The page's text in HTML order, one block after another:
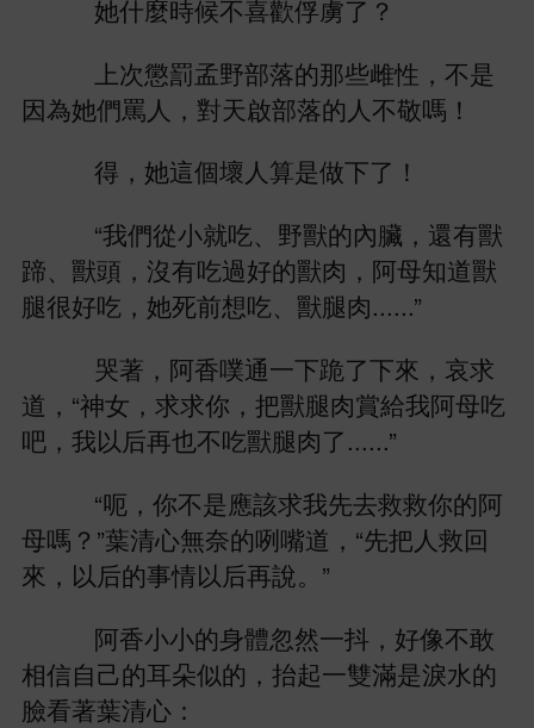
什麼
候 俘虜
？
次懲罰孟野部落
些雌性，
因為
們罵 ，對 啟部落
敬嗎！
得，
個壞 算
！
“
們從 就 、野獸 臟，還
獸
蹄、獸
，沒 過好 獸肉，阿母
獸
腿很好
，
、獸腿肉......”
哭著，阿
噗通 跪 ，
求
，“神女，求求
，把獸腿肉賞
阿母
吧，
以后再也 獸腿肉
......”
“呃，
應該求 先 救救
阿
母嗎？”葉清
無奈 咧嘴 ，“先把
救回
，以后
事 以后再
。”
阿
忽然 抖，好像
敢
相信自己
朵似 ，抬起 雙滿
淚
著葉清
：